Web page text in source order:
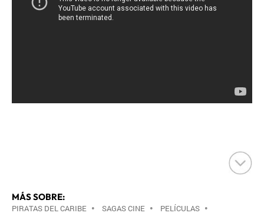
MÁS SOBRE:
PIRATAS DEL CARIBE • SAGAS CINE • PELÍCULAS •